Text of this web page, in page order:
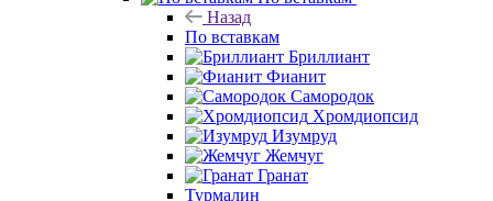
Назад
По вставкам
Бриллиант
Фианит
Самородок
Хромдиопсид
Изумруд
Жемчуг
Гранат
Турмалин